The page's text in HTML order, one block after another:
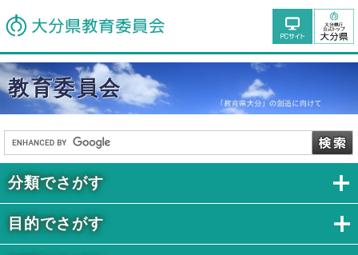
教育委員会
分類でさがす
目的でさがす